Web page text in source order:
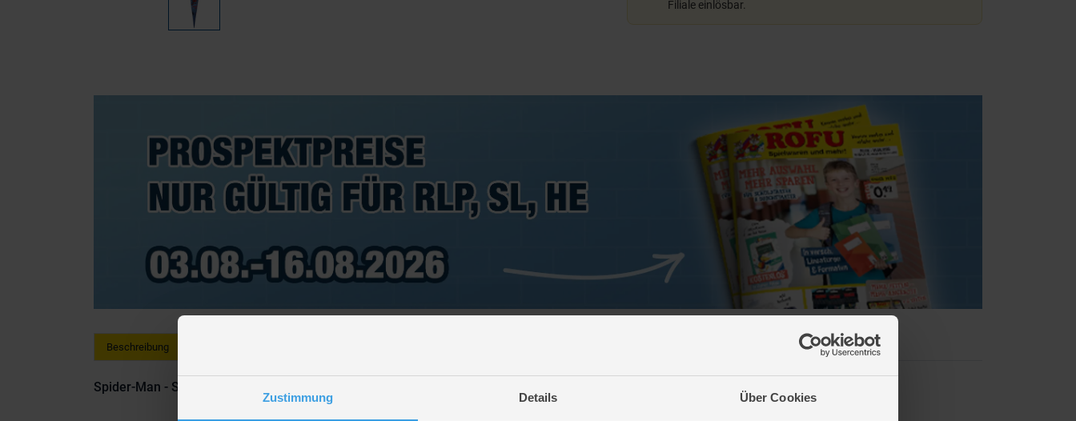
Zustimmung Details Über Cookies
Filiale einlösbar.
Beschreibung
Spider-Man - Schultüte - ca. 70 cm